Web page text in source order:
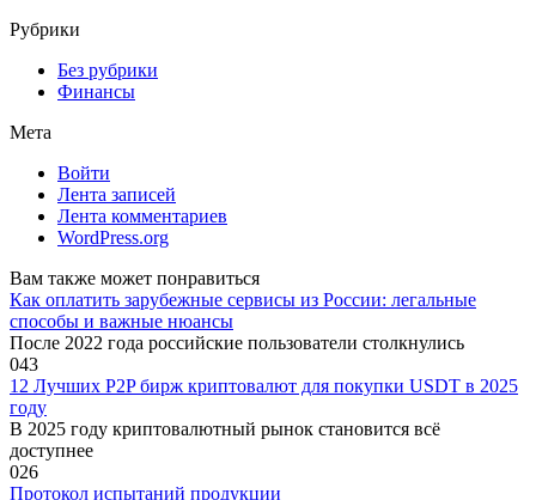
Рубрики
Без рубрики
Финансы
Мета
Войти
Лента записей
Лента комментариев
WordPress.org
Вам также может понравиться
Как оплатить зарубежные сервисы из России: легальные
способы и важные нюансы
После 2022 года российские пользователи столкнулись
043
12 Лучших P2P бирж криптовалют для покупки USDT в 2025
году
В 2025 году криптовалютный рынок становится всё
доступнее
026
Протокол испытаний продукции